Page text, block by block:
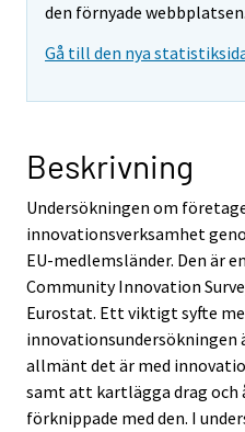
den förnyade webbplatsen.
Gå till den nya
Beskrivning
Undersökningen om
innovationsverksamhet
EU-medlemsländer. Den är
Community Innovation
Eurostat. Ett viktigt syfte
innovationsundersökningen
allmänt det är med
samt att kartlägga drag och
förknippade med den. I